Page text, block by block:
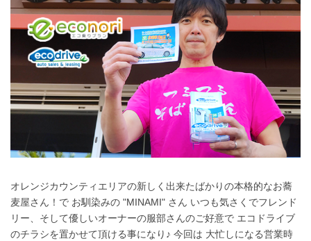
オレンジカウンティエリアの新しく出来たばかりの本格的なお蕎
麦屋さん！で お馴染みの "MINAMI" さん いつも気さくでフレンド
リー、そして優しいオーナーの服部さんのご好意で エコドライブ
のチラシを置かせて頂ける事になり♪ 今回は 大忙しになる営業時